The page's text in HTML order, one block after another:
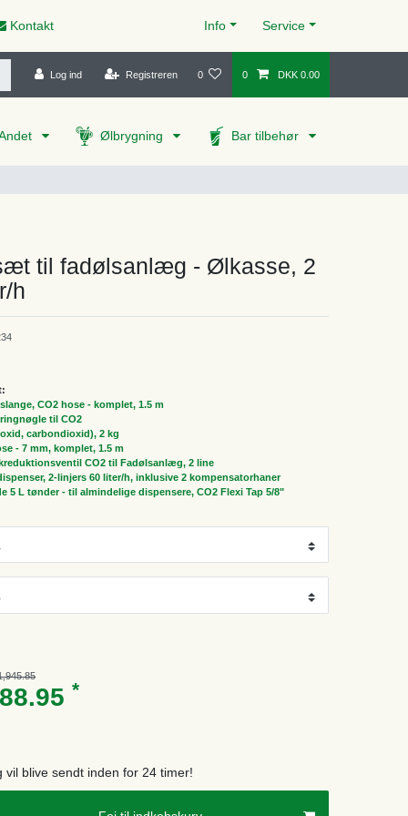
Kontakt Info Service
Log ind Registreren 0 0 DKK 0.00
Ølbrygning Bar tilbehør
til fadølsanlæg - Ølkasse, 2
h
CO2 hose - komplet, 1.5 m
til CO2
carbondioxid), 2 kg
- 7 mm, komplet, 1.5 m
CO2 til Fadølsanlæg, 2 line
2-linjers 60 liter/h, inklusive 2 kompensatorhaner
5 L tønder - til almindelige dispensere, CO2 Flexi Tap 5/8"
*
vil blive sendt inden for 24 timer!